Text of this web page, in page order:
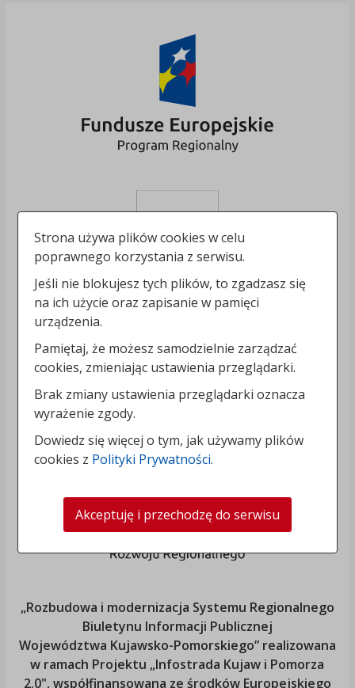
„Rozbudowa i modernizacja Systemu Regionalnego
Biuletynu Informacji Publicznej
Województwa Kujawsko-Pomorskiego” realizowana
w ramach Projektu „Infostrada Kujaw i Pomorza
2.0", współfinansowana ze środków Europejskiego
Strona używa plików cookies w celu
poprawnego korzystania z serwisu.
Jeśli nie blokujesz tych plików, to zgadzasz się
na ich użycie oraz zapisanie w pamięci
urządzenia.
Pamiętaj, że możesz samodzielnie zarządzać
cookies, zmieniając ustawienia przeglądarki.
Brak zmiany ustawienia przeglądarki oznacza
wyrażenie zgody.
Dowiedz się więcej o tym, jak używamy plików
cookies z Polityki Prywatności.
Akceptuję i przechodzę do serwisu